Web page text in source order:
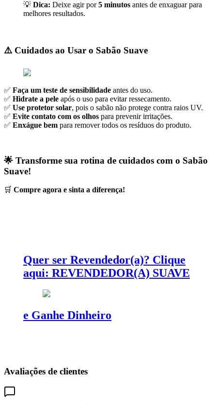
💡 Dica: Deixe agir por5 minutos antes de enxaguar para
melhores resultados.
⚠️ Cuidados ao Usar o Sabão Suave
✅ Faça um teste de sensibilidade antes do uso.
✅ Hidrate a pele após o uso para evitar ressecamento.
✅ Use protetor solar, pois o sabão não protege contra raios UV.
✅ Evite contato com os olhos para prevenir irritações.
✅ Enxágue bem para remover todos os resíduos do produto.
🌟 Transforme sua rotina de cuidados com o Sabão
Suave!
🛒 Compre agora e sinta a diferença!
Quer ser Revendedor(a)? Clique
aqui: REVENDEDOR(A) SUAVE
e Ganhe Dinheiro
Avaliações de clientes